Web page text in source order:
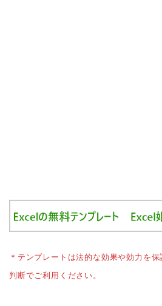
＊テンプレートは法的な効果や効力を
判断でご利用ください。